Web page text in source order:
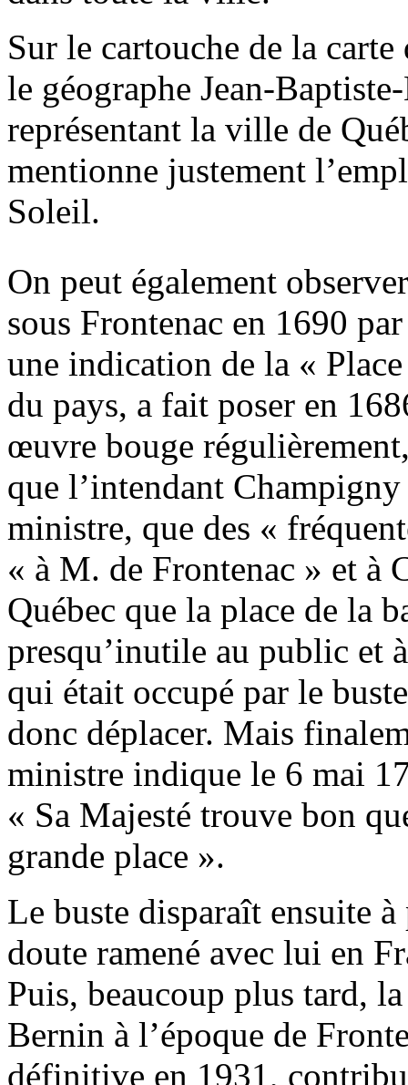
Sur le cartouche de la
le géographe Jean-
représentant la ville de
mentionne justement
Soleil.
On peut également
sous Frontenac en 1690
une indication de la «
du pays, a fait poser en
œuvre bouge
que l’intendant
ministre, que des «
« à M. de Frontenac » et à
Québec que la place de la
presqu’inutile au public et
qui était occupé par le
donc déplacer. Mais
ministre indique le 6 mai
« Sa Majesté trouve bon
grande place ».
Le buste disparaît ensuite
doute ramené avec lui en
Puis, beaucoup plus tard,
Bernin à l’époque de
définitive en 1931,